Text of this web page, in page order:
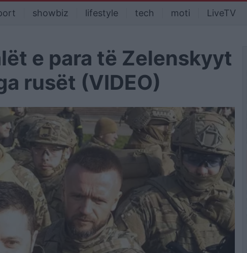
showbiz lifestyle tech moti LiveTV
e para të Zelenskyyt
rusët (VIDEO)